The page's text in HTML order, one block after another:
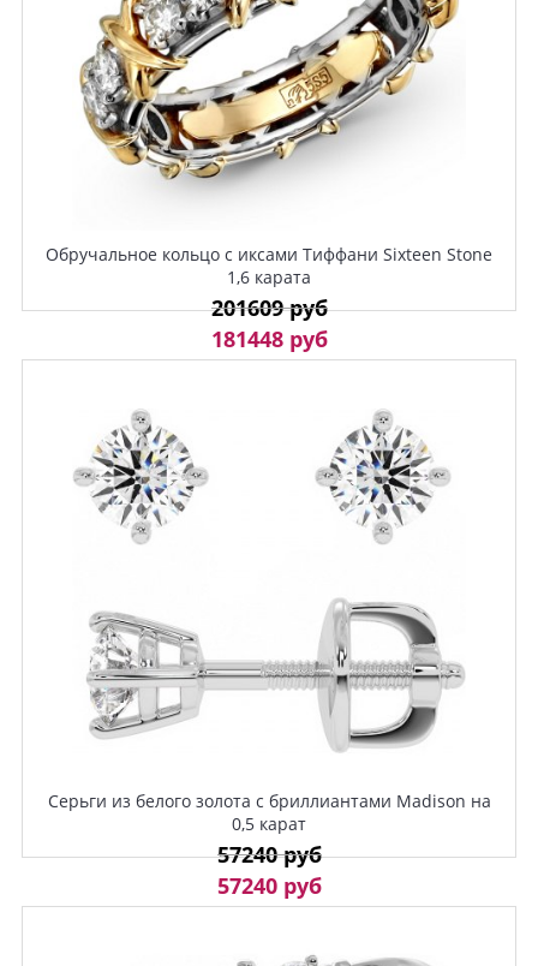
Обручальное кольцо с иксами Тиффани Sixteen Stone
1,6 карата
201609 руб
181448 руб
Серьги из белого золота с бриллиантами Madison на
0,5 карат
57240 руб
57240 руб